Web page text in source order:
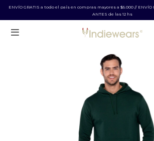
ENVÍO GRATIS a todo el país en compras mayores a $5.000 //
ANTES de las 12 hs
